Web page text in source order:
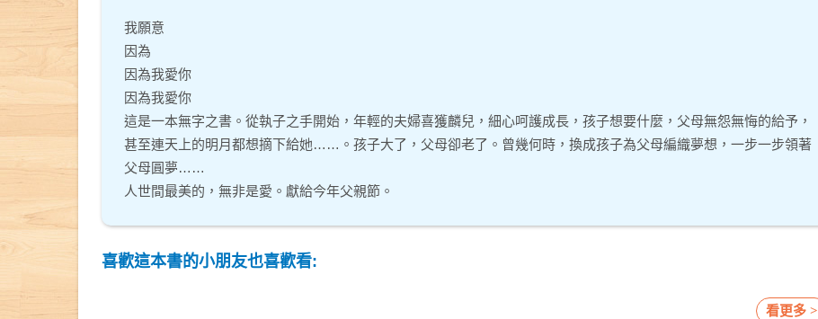
我願意
因為
因為我愛你
因為我愛你
這是一本無字之書。從執子之手開始，年輕的夫婦喜獲麟兒，細心呵護成長，孩子想要什麼，父母無怨無悔的給予，
甚至連天上的明月都想摘下給她……。孩子大了，父母卻老了。曾幾何時，換成孩子為父母編織夢想，一步一步領著
父母圓夢……
人世間最美的，無非是愛。獻給今年父親節。
喜歡這本書的小朋友也喜歡看:
看更多 >